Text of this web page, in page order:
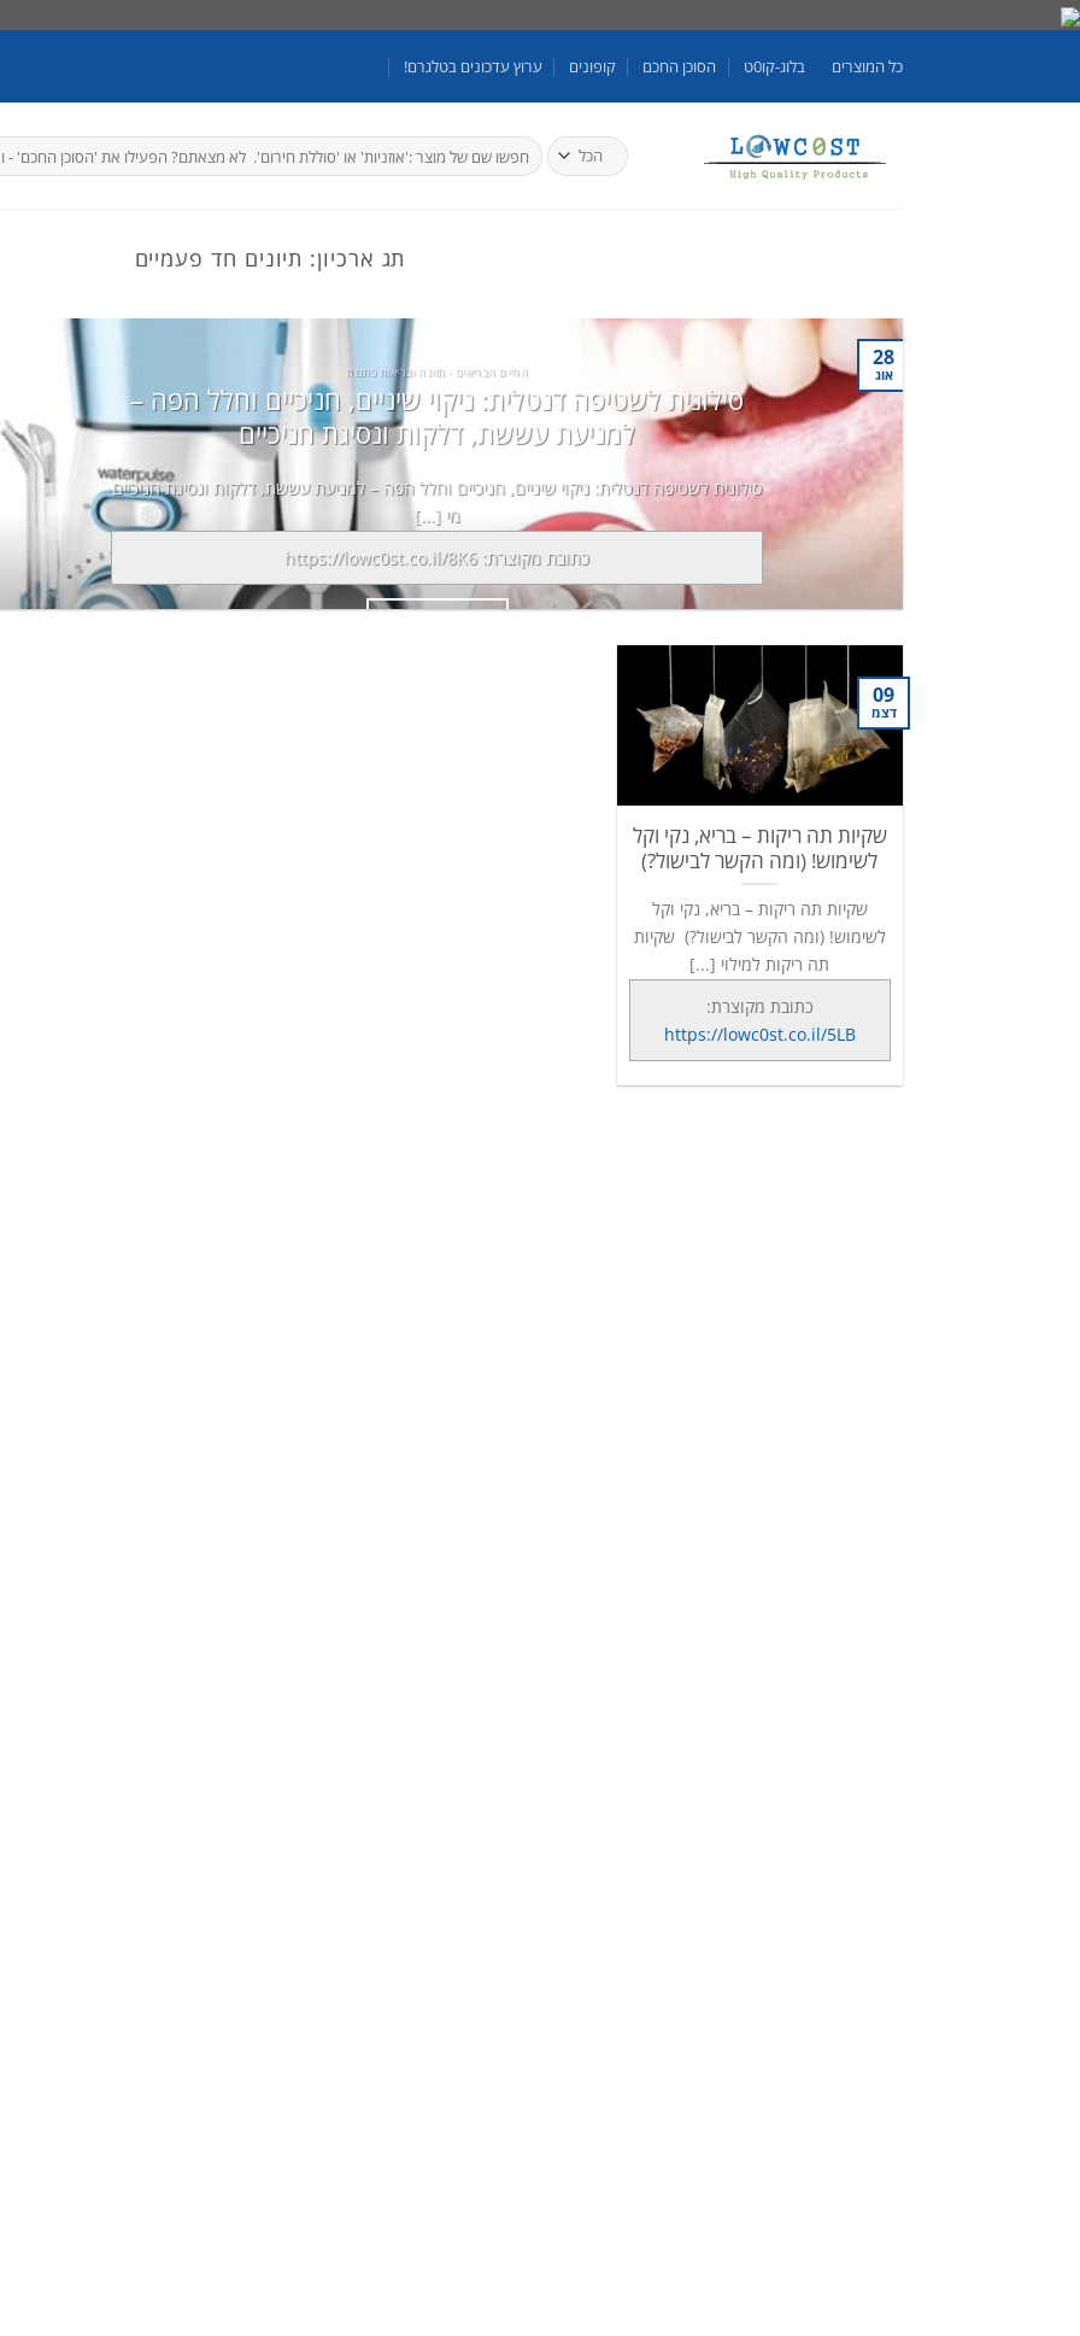
כל המוצרים בלוג-קו0ט הסוכן החכם קופונים ערוץ עדכונים בטלגרם!
חיפוש
עבור:
תג ארכיון: תיונים חד פעמיים
החיים הבריאים - תזונה ובריאות כתבות
סילונית לשטיפה דנטלית: ניקוי שיניים, חניכיים וחלל הפה –
למניעת עששת, דלקות ונסיגת חניכיים
סילונית לשטיפה דנטלית: ניקוי שיניים, חניכיים וחלל הפה – למניעת עששת, דלקות ונסיגת חניכיים
מי [...]
כתובת מקוצרת:https://lowc0st.co.il/8K6
המשך קריאה→
28
אוג
שקיות תה ריקות – בריא, נקי וקל
לשימוש! (ומה הקשר לבישול?)
שקיות תה ריקות – בריא, נקי וקל
לשימוש! (ומה הקשר לבישול?) שקיות
תה ריקות למילוי [...]
כתובת מקוצרת:
https://lowc0st.co.il/5LB
09
דצמ